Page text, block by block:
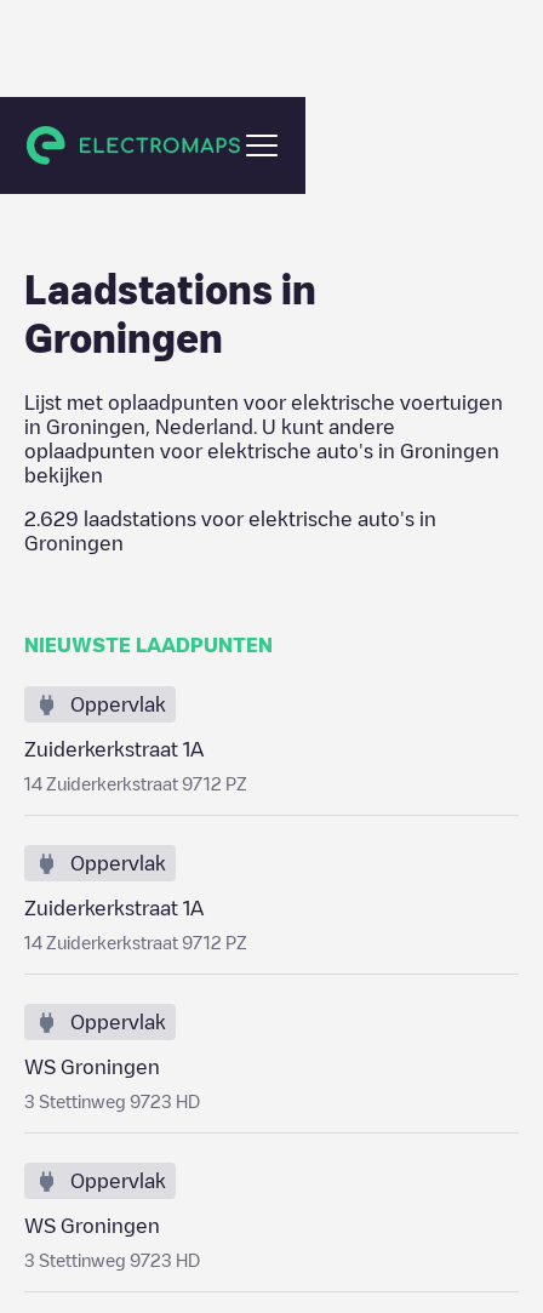
Groningen
Laadstations in
Groningen
Lijst met oplaadpunten voor elektrische voertuigen
in Groningen Nederland
. U kunt andere
oplaadpunten voor elektrische auto's in Groningen
bekijken
2.629 laadstations voor elektrische auto's in
Groningen
NIEUWSTE LAADPUNTEN
Oppervlak
Zuiderkerkstraat 1A
14 Zuiderkerkstraat 9712 PZ
Oppervlak
Zuiderkerkstraat 1A
14 Zuiderkerkstraat 9712 PZ
Oppervlak
WS Groningen
3 Stettinweg 9723 HD
Oppervlak
WS Groningen
3 Stettinweg 9723 HD